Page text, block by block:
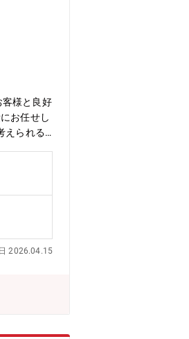
客様と良好
お任せし
えられる
2026.04.15